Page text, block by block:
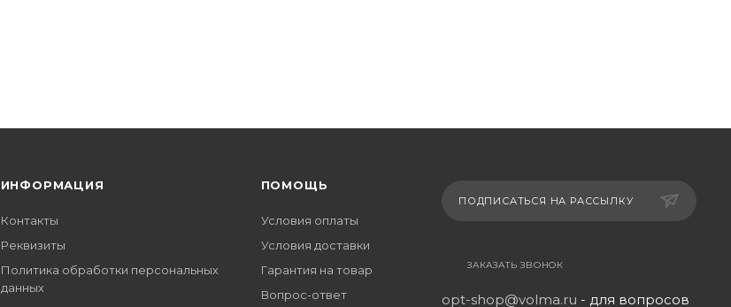
ИНФОРМАЦИЯ
Контакты
Реквизиты
Политика обработки персональных
данных
ПОМОЩЬ
Условия оплаты
Условия доставки
Гарантия на товар
Вопрос-ответ
ПОДПИСАТЬСЯ НА РАССЫЛКУ
ЗАКАЗАТЬ ЗВОНОК
opt-shop@volma.ru - для вопросов